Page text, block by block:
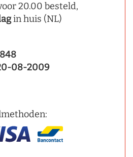
20.00 besteld,
in huis (NL)
08-2009